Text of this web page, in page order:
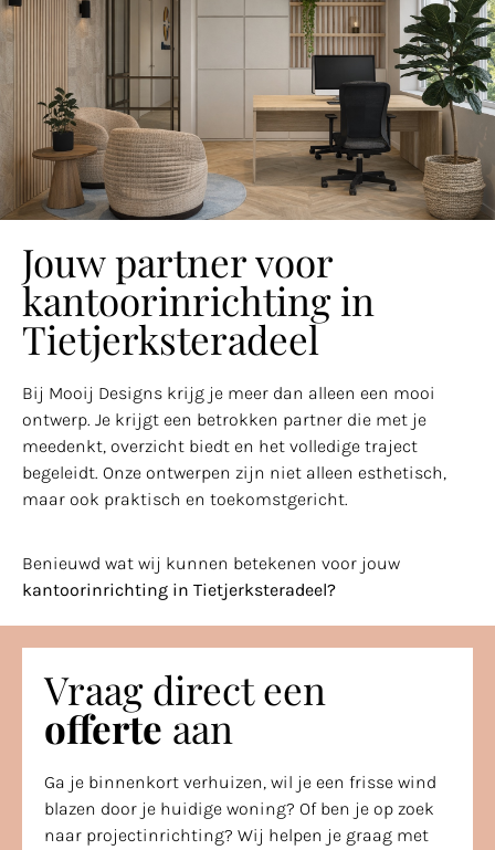
Jouw partner voor
kantoorinrichting in
Tietjerksteradeel
Bij Mooij Designs krijg je meer dan alleen een mooi
ontwerp. Je krijgt een betrokken partner die met je
meedenkt, overzicht biedt en het volledige traject
begeleidt. Onze ontwerpen zijn niet alleen esthetisch,
maar ook praktisch en toekomstgericht.
Benieuwd wat wij kunnen betekenen voor jouw
kantoorinrichting in Tietjerksteradeel?
Vraag direct een
offerte aan
Ga je binnenkort verhuizen, wil je een frisse wind
blazen door je huidige woning? Of ben je op zoek
naar projectinrichting? Wij helpen je graag met